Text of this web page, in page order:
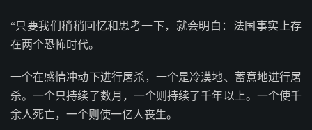
“只要我们稍稍回忆和思考一下，就会明白：法国事实上存
在两个恐怖时代。
一个在感情冲动下进行屠杀，一个是冷漠地、蓄意地进行屠
杀。一个只持续了数月，一个则持续了千年以上。一个使千
余人死亡，一个则使一亿人丧生。